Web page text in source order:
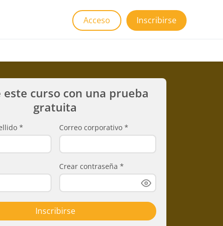
Acceso Inscribirse
este curso con una prueba
gratuita
* Correo corporativo *
Crear contraseña *
Inscribirse